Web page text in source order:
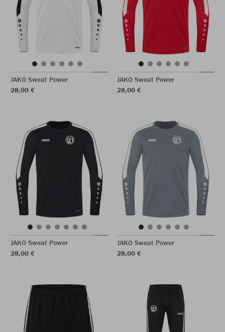
JAKO Sweat Power
28,00 €
JAKO Sweat Power
28,00 €
JAKO Sweat Power
28,00 €
JAKO Sweat Power
28,00 €